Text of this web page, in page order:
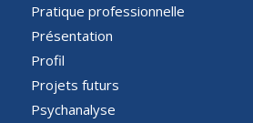
Pratique professionnelle
Présentation
Profil
Projets futurs
Psychanalyse